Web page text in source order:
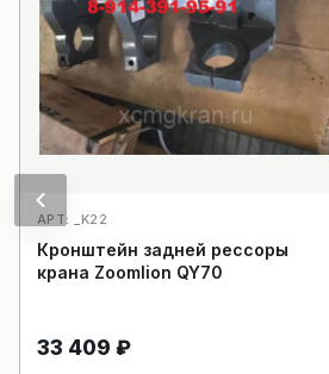
АРТ: _K22
Кронштейн задней рессоры
крана Zoomlion QY70
33 409 ₽